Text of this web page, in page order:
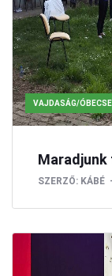
VAJDASÁG/ÓBECSE
SZERZŐ: KÁBÉ